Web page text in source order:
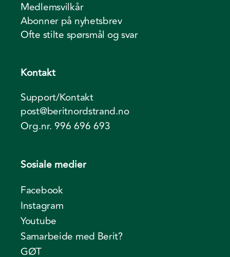
Medlemsvilkår
Abonner på nyhetsbrev
Ofte stilte spørsmål og svar
Kontakt
Support/Kontakt
post@beritnordstrand.no
Org.nr. 996 696 693
Sosiale medier
Facebook
Instagram
Youtube
Samarbeide med Berit?
GØT